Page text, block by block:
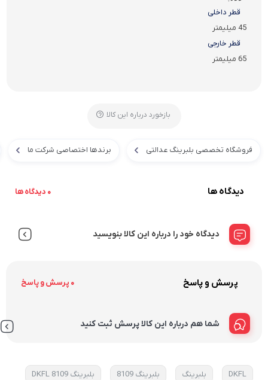
قطر داخلی
45 میلیمتر
قطر خارجی
65 میلیمتر
بازخورد درباره این کالا
فروشگاه تخصصی بلبرینگ عدالتی برندها اختصاصی شرکت ما
دیدگاه ها 0 دیدگاه ها
دیدگاه خود را درباره این کالا بنویسید
پرسش و پاسخ 0 پرسش و پاسخ
شما هم درباره این کالا پرسش ثبت کنید
DKFL بلبرینگ بلبرینگ 8109 بلبرینگ 8109 DKFL